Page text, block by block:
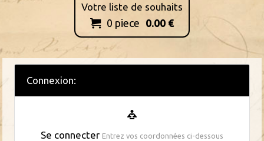
Votre liste de souhaits
 0 piece 0.00 €
Connexion:
Se connecter Entrez vos coordonnées ci-dessous